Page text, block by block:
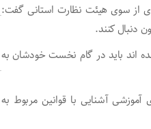
از سوی هیئت نظارت استانی گفت:
دنبال کنند.
اند باید در گام نخست خودشان به
آشنایی با قوانین مربوط به